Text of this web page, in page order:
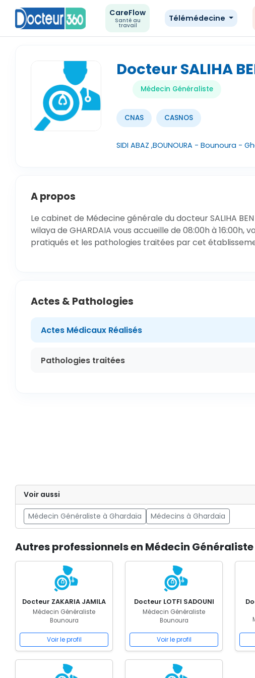
CareFlow
Santé au
travail
Télémédecine
Docteur SALIHA
Médecin Généraliste
CNAS CASNOS
SIDI ABAZ ,BOUNOURA - Bounoura -
A propos
Le cabinet de Médecine générale du docteur SALIHA
wilaya de GHARDAIA vous accueille de 08:00h à
pratiqués et les pathologies traitées par cet
Actes & Pathologies
Actes Médicaux Réalisés
Pathologies traitées
Voir aussi
Médecin Généraliste à Ghardaïa Médecins à Ghardaïa
Autres professionnels en Médecin
Docteur ZAKARIA JAMILA
Médecin Généraliste
Bounoura
Voir le profil
Docteur LOTFI SADOUNI
Médecin Généraliste
Bounoura
Voir le profil